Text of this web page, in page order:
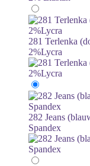
281 Terlenka
2%Lycra
282 Jeans
Spandex